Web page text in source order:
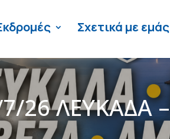
Σχετικά με εμάς
26 ΛΕΥΚΑΔΑ